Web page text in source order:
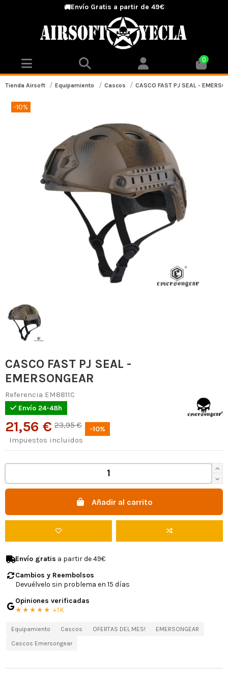
🚚Envío Gratis a partir de 49€
0
Tienda Airsoft Equipamiento Cascos CASCO FAST PJ SEAL -
-10%
CASCO FAST PJ SEAL -
EMERSONGEAR
Referencia EM8811C
Envío 24-48h
21,56 € 23,95 € -10%
Impuestos incluidos
Añadir al carrito
Envío gratis a partir de 49€
Cambios y Reembolsos
Devuélvelo sin problema en 15 días
Opiniones verificadas
★★★★★ +1K
Equipamiento Cascos OFERTAS DEL MES!
EMERSONGEAR
Cascos Emersongear